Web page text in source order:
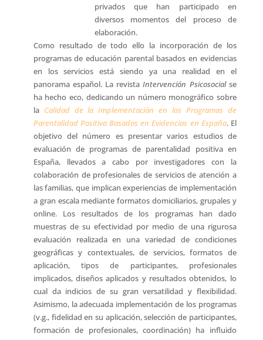
privados que han participado en
diversos momentos del proceso de
elaboración.
Como resultado de todo ello la incorporación de los
programas de educación parental basados en evidencias
en los servicios está siendo ya una realidad en el
panorama español. La revistaIntervención Psicosocialse
ha hecho eco, dedicando un número monográfico sobre
la Calidad de la Implementación en los Programas de
Parentalidad Positiva Basados en Evidencias en España. El
objetivo del número es presentar varios estudios de
evaluación de programas de parentalidad positiva en
España, llevados a cabo por investigadores con la
colaboración de profesionales de servicios de atención a
las familias, que implican experiencias de implementación
a gran escala mediante formatos domiciliarios, grupales y
online. Los resultados de los programas han dado
muestras de su efectividad por medio de una rigurosa
evaluación realizada en una variedad de condiciones
geográficas y contextuales, de servicios, formatos de
aplicación, tipos de participantes, profesionales
implicados, diseños aplicados y resultados obtenidos, lo
cual da indicios de su gran versatilidad y flexibilidad.
Asimismo, la adecuada implementación de los programas
(v.g., fidelidad en su aplicación, selección de participantes,
formación de profesionales, coordinación) ha influido